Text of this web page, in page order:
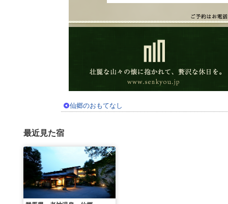
仙郷のおもてなし
最近見た宿